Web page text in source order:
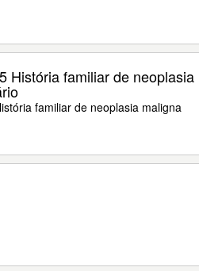
História familiar de
familiar de neoplasia maligna